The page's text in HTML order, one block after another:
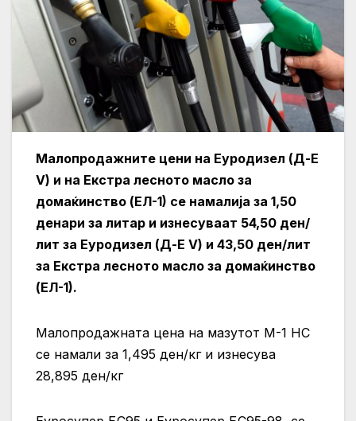
Малопродажните цени на Еуродизел (Д-Е
V) и на Екстра лесното масло за
домаќинство (ЕЛ-1) се намалија за 1,50
денари за литар и изнесуваат 54,50 ден/
лит за Еуродизел (Д-Е V) и 43,50 ден/лит
за Екстра лесното масло за домаќинство
(ЕЛ-1).
Малопродажната цена на мазутот М-1 НС
се намали за 1,495 ден/кг и изнесува
28,895 ден/кг